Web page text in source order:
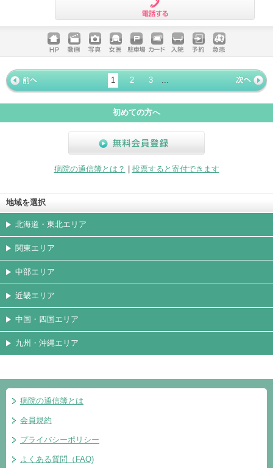
ホームペ
ージ
動画 写真 女医 駐車場
クレジッ
トカード
入院 予約 急患
« 前ペー
ジ
1 2 3
次ページ
»
初めての方へ
病院の通信簿とは？
投票すると寄付できます
地域を選択
北海道・東北エリア
関東エリア
中部エリア
近畿エリア
中国・四国エリア
九州・沖縄エリア
病院の通信簿とは
会員規約
プライバシーポリシー
よくある質問（FAQ)